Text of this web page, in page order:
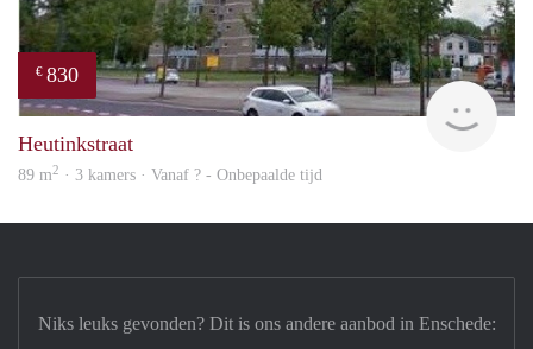
€ 830
Heutinkstraat
89 m2 · 3 kamers · Vanaf ? - Onbepaalde tijd
Niks leuks gevonden? Dit is ons andere aanbod in Enschede: